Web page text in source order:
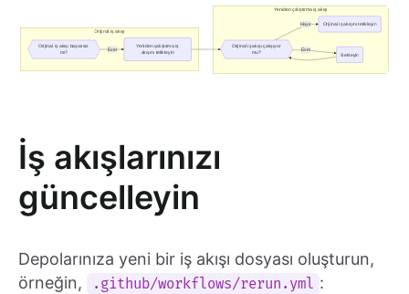
İş akışlarınızı
güncelleyin
Depolarınıza yeni bir iş akışı dosyası oluşturun,
örneğin,
.github/workflows/rerun.yml :